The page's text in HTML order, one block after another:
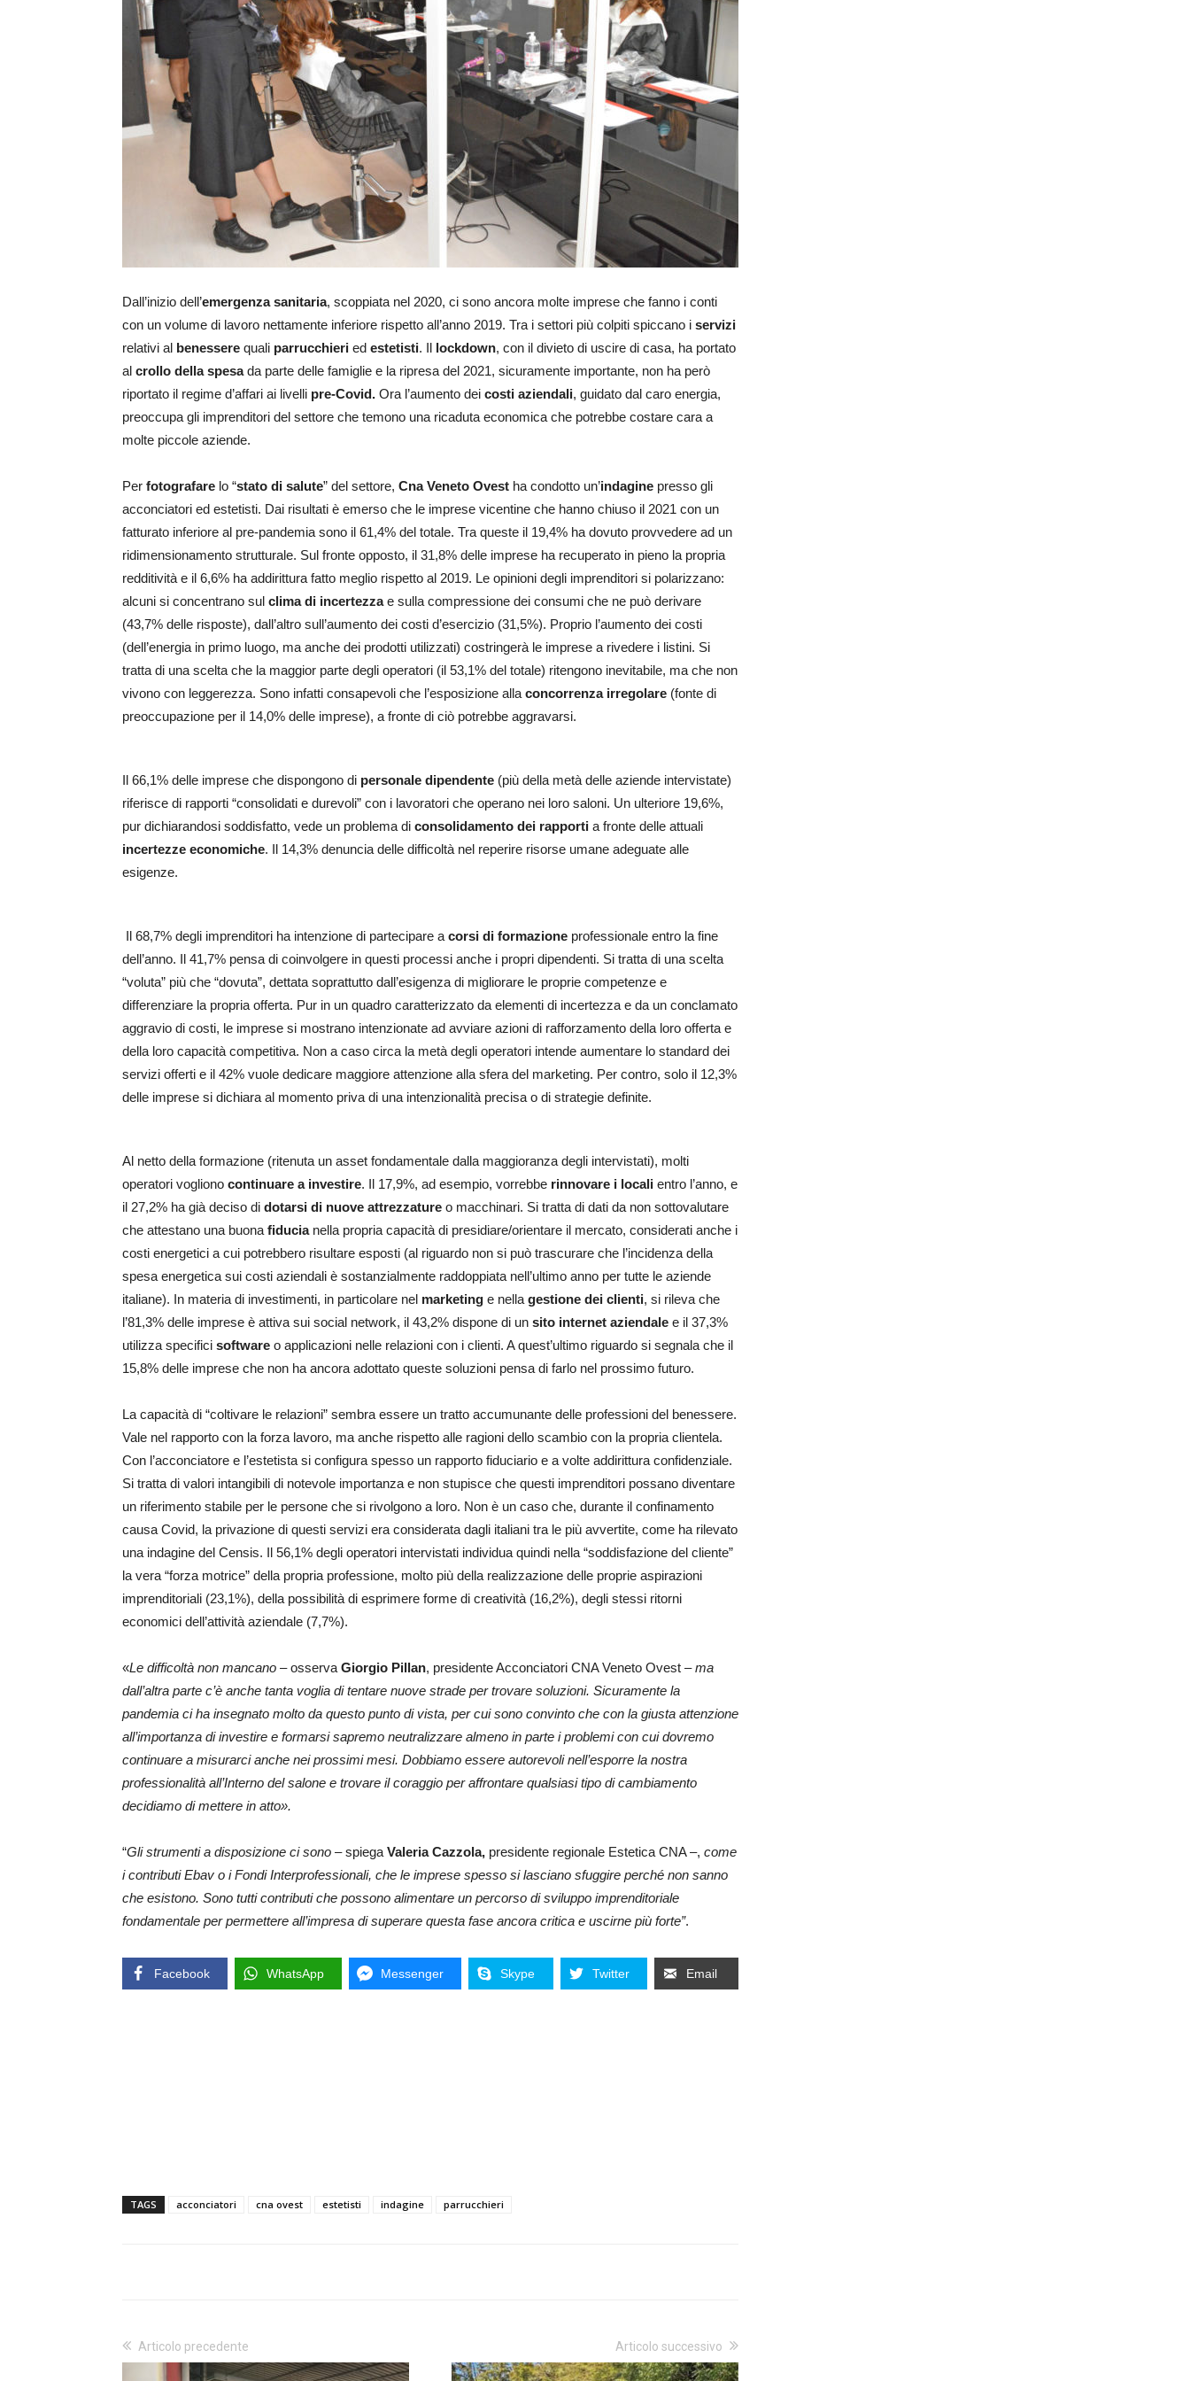
Dall’inizio dell’emergenza sanitaria, scoppiata nel 2020, ci sono ancora molte imprese che fanno i conti
con un volume di lavoro nettamente inferiore rispetto all’anno 2019. Tra i settori più colpiti spiccano i servizi
relativi al benessere quali parrucchieri ed estetisti. Il lockdown, con il divieto di uscire di casa, ha portato
al crollo della spesada parte delle famiglie e la ripresa del 2021, sicuramente importante, non ha però
riportato il regime d’affari ai livelli pre-Covid. Ora l’aumento dei costi aziendali, guidato dal caro energia,
preoccupa gli imprenditori del settore che temono una ricaduta economica che potrebbe costare cara a
molte piccole aziende.
Per fotografare lo “stato di salute” del settore, Cna Veneto Ovest ha condotto un’indagine presso gli
acconciatori ed estetisti. Dai risultati è emerso che le imprese vicentine che hanno chiuso il 2021 con un
fatturato inferiore al pre-pandemia sono il 61,4% del totale. Tra queste il 19,4% ha dovuto provvedere ad un
ridimensionamento strutturale. Sul fronte opposto, il 31,8% delle imprese ha recuperato in pieno la propria
redditività e il 6,6% ha addirittura fatto meglio rispetto al 2019. Le opinioni degli imprenditori si polarizzano:
alcuni si concentrano sul clima di incertezzae sulla compressione dei consumi che ne può derivare
(43,7% delle risposte), dall’altro sull’aumento dei costi d’esercizio (31,5%). Proprio l’aumento dei costi
(dell’energia in primo luogo, ma anche dei prodotti utilizzati) costringerà le imprese a rivedere i listini. Si
tratta di una scelta che la maggior parte degli operatori (il 53,1% del totale) ritengono inevitabile, ma che non
vivono con leggerezza. Sono infatti consapevoli che l’esposizione alla concorrenza irregolare (fonte di
preoccupazione per il 14,0% delle imprese), a fronte di ciò potrebbe aggravarsi.
Il 66,1% delle imprese che dispongono di personale dipendente (più della metà delle aziende intervistate)
riferisce di rapporti “consolidati e durevoli” con i lavoratori che operano nei loro saloni. Un ulteriore 19,6%,
pur dichiarandosi soddisfatto, vede un problema di consolidamento dei rapporti a fronte delle attuali
incertezze economiche. Il 14,3% denuncia delle difficoltà nel reperire risorse umane adeguate alle
esigenze.
Il 68,7% degli imprenditori ha intenzione di partecipare a corsi di formazione professionale entro la fine
dell’anno. Il 41,7% pensa di coinvolgere in questi processi anche i propri dipendenti. Si tratta di una scelta
“voluta” più che “dovuta”, dettata soprattutto dall’esigenza di migliorare le proprie competenze e
differenziare la propria offerta. Pur in un quadro caratterizzato da elementi di incertezza e da un conclamato
aggravio di costi, le imprese si mostrano intenzionate ad avviare azioni di rafforzamento della loro offerta e
della loro capacità competitiva. Non a caso circa la metà degli operatori intende aumentare lo standard dei
servizi offerti e il 42% vuole dedicare maggiore attenzione alla sfera del marketing. Per contro, solo il 12,3%
delle imprese si dichiara al momento priva di una intenzionalità precisa o di strategie definite.
Al netto della formazione (ritenuta un asset fondamentale dalla maggioranza degli intervistati), molti
operatori vogliono continuare a investire. Il 17,9%, ad esempio, vorrebbe rinnovare i locali entro l’anno, e
il 27,2% ha già deciso di dotarsi di nuove attrezzature o macchinari. Si tratta di dati da non sottovalutare
che attestano una buona fiducianella propria capacità di presidiare/orientare il mercato, considerati anche i
costi energetici a cui potrebbero risultare esposti (al riguardo non si può trascurare che l’incidenza della
spesa energetica sui costi aziendali è sostanzialmente raddoppiata nell’ultimo anno per tutte le aziende
italiane). In materia di investimenti, in particolare nel marketing e nella gestione dei clienti, si rileva che
l’81,3% delle imprese è attiva sui social network, il 43,2% dispone di un sito internet aziendale e il 37,3%
utilizza specifici software o applicazioni nelle relazioni con i clienti. A quest’ultimo riguardo si segnala che il
15,8% delle imprese che non ha ancora adottato queste soluzioni pensa di farlo nel prossimo futuro.
La capacità di “coltivare le relazioni” sembra essere un tratto accumunante delle professioni del benessere.
Vale nel rapporto con la forza lavoro, ma anche rispetto alle ragioni dello scambio con la propria clientela.
Con l’acconciatore e l’estetista si configura spesso un rapporto fiduciario e a volte addirittura confidenziale.
Si tratta di valori intangibili di notevole importanza e non stupisce che questi imprenditori possano diventare
un riferimento stabile per le persone che si rivolgono a loro. Non è un caso che, durante il confinamento
causa Covid, la privazione di questi servizi era considerata dagli italiani tra le più avvertite, come ha rilevato
una indagine del Censis. Il 56,1% degli operatori intervistati individua quindi nella “soddisfazione del cliente”
la vera “forza motrice” della propria professione, molto più della realizzazione delle proprie aspirazioni
imprenditoriali (23,1%), della possibilità di esprimere forme di creatività (16,2%), degli stessi ritorni
economici dell’attività aziendale (7,7%).
«Le difficoltà non mancano – osserva Giorgio Pillan, presidente Acconciatori CNA Veneto Ovest –ma
dall’altra parte c’è anche tanta voglia di tentare nuove strade per trovare soluzioni. Sicuramente la
pandemia ci ha insegnato molto da questo punto di vista, per cui sono convinto che con la giusta attenzione
all’importanza di investire e formarsi sapremo neutralizzare almeno in parte i problemi con cui dovremo
continuare a misurarci anche nei prossimi mesi. Dobbiamo essere autorevoli nell’esporre la nostra
professionalità all’Interno del salone e trovare il coraggio per affrontare qualsiasi tipo di cambiamento
decidiamo di mettere in atto».
“Gli strumenti a disposizione ci sono – spiega Valeria Cazzola, presidente regionale Estetica CNA –, come
i contributi Ebav o i Fondi Interprofessionali, che le imprese spesso si lasciano sfuggire perché non sanno
che esistono. Sono tutti contributi che possono alimentare un percorso di sviluppo imprenditoriale
fondamentale per permettere all’impresa di superare questa fase ancora critica e uscirne più forte”.
Facebook WhatsApp Messenger Skype Twitter Email
TAGS acconciatori cna ovest estetisti indagine parrucchieri
Articolo precedente Articolo successivo